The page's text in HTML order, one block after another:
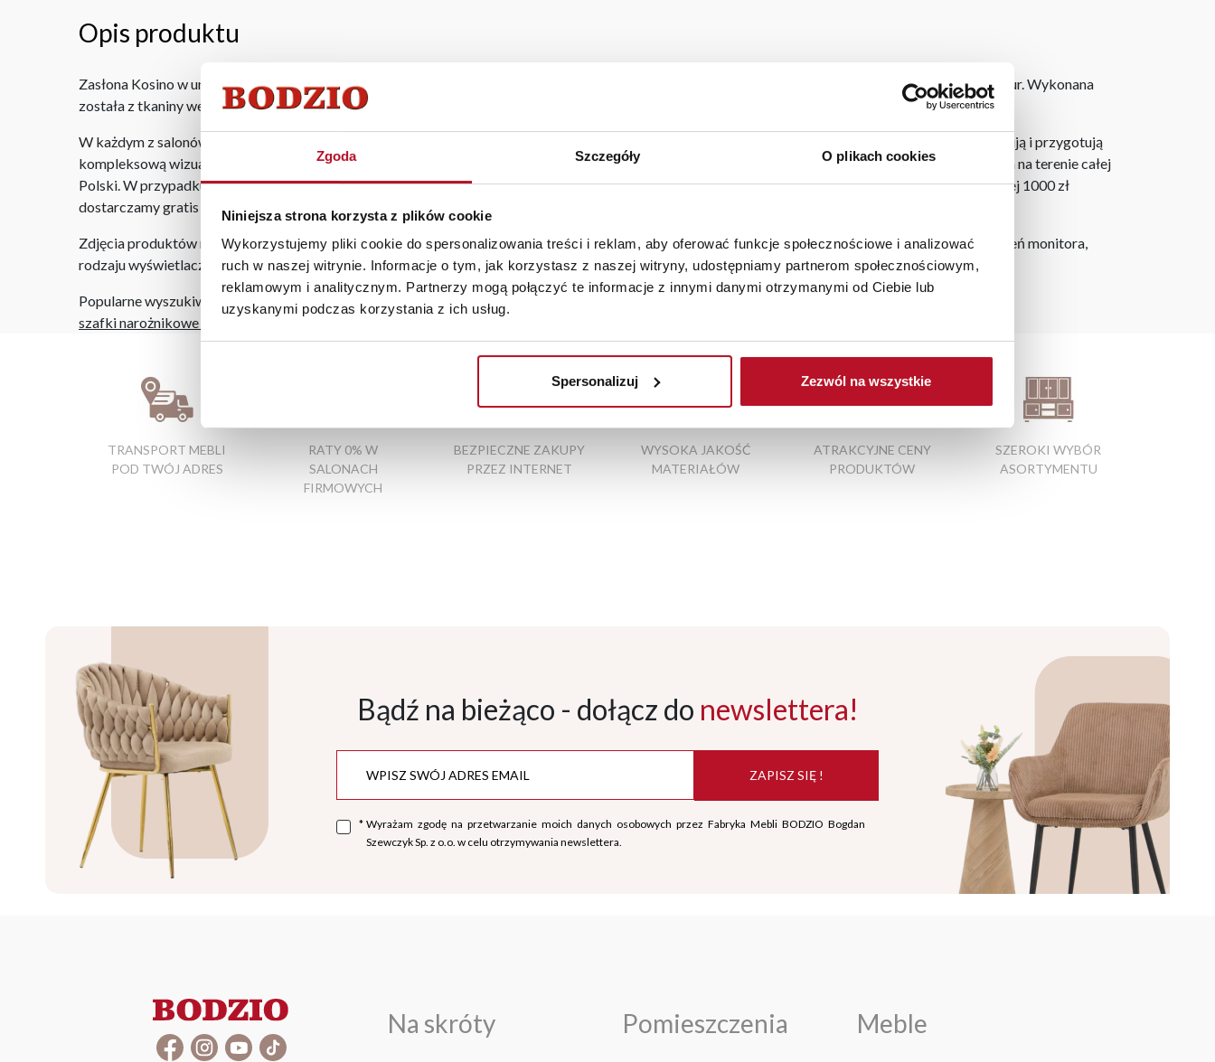
Zgoda Szczegóły O plikach cookies
Niniejsza strona korzysta z plików cookie
Wykorzystujemy pliki cookie do spersonalizowania treści i reklam, aby oferować funkcje społecznościowe i analizować
ruch w naszej witrynie. Informacje o tym, jak korzystasz z naszej witryny, udostępniamy partnerom społecznościowym,
reklamowym i analitycznym. Partnerzy mogą połączyć te informacje z innymi danymi otrzymanymi od Ciebie lub
uzyskanymi podczas korzystania z ich usług.
Spersonalizuj Zezwól na wszystkie
Opis produktu
Zasłona Kosino w uniwersalnym rozmiarze 140x250 cm, który pasuje do większości wnętrz. Jest bardzo elegancka, co doda stylizacji okna efekt glamour. Wykonana
została z tkaniny welurowej, która zaciemnia pomieszczenie. Charakteryzuje się przyjemną w dotyku strukturą.
W każdym z salonów mebli Bodzio oferujemy pomoc w aranżacji mebli, a nasi pracownicy z wykorzystaniem programu Planer 3D bezpłatnie zaprojektują i przygotują
kompleksową wizualizację Państwa pomieszczenia wraz z wyceną. Każde zamówienie złożone w sklepie stacjonarnym dostarczymy do 3 dni roboczych na terenie całej
Polski. W przypadku zamówień internetowych czas dostawy wynosi do 5 dni roboczych, również na terenie całego kraju. Wszystkie zamówienia powyżej 1000 zł
dostarczamy gratis niezależnie od miejsca złożenia zamówienia.
Zdjęcia produktów mają charakter poglądowy. Rzeczywiste kolory i struktura materiałów mogą różnić się od widocznych na ekranie, zależnie od ustawień monitora,
rodzaju wyświetlacza i oświetlenia.
Popularne wyszukiwania:
szafki narożnikowe do kuchni
TRANSPORT MEBLI
POD TWÓJ ADRES
RATY 0% W
SALONACH
FIRMOWYCH
BEZPIECZNE ZAKUPY
PRZEZ INTERNET
WYSOKA JAKOŚĆ
MATERIAŁÓW
ATRAKCYJNE CENY
PRODUKTÓW
SZEROKI WYBÓR
ASORTYMENTU
Bądź na bieżąco - dołącz do newslettera!
ZAPISZ SIĘ !
* Wyrażam zgodę na przetwarzanie moich danych osobowych przez Fabryka Mebli BODZIO Bogdan
Szewczyk Sp. z o.o. w celu otrzymywania newslettera.
Na skróty Pomieszczenia Meble